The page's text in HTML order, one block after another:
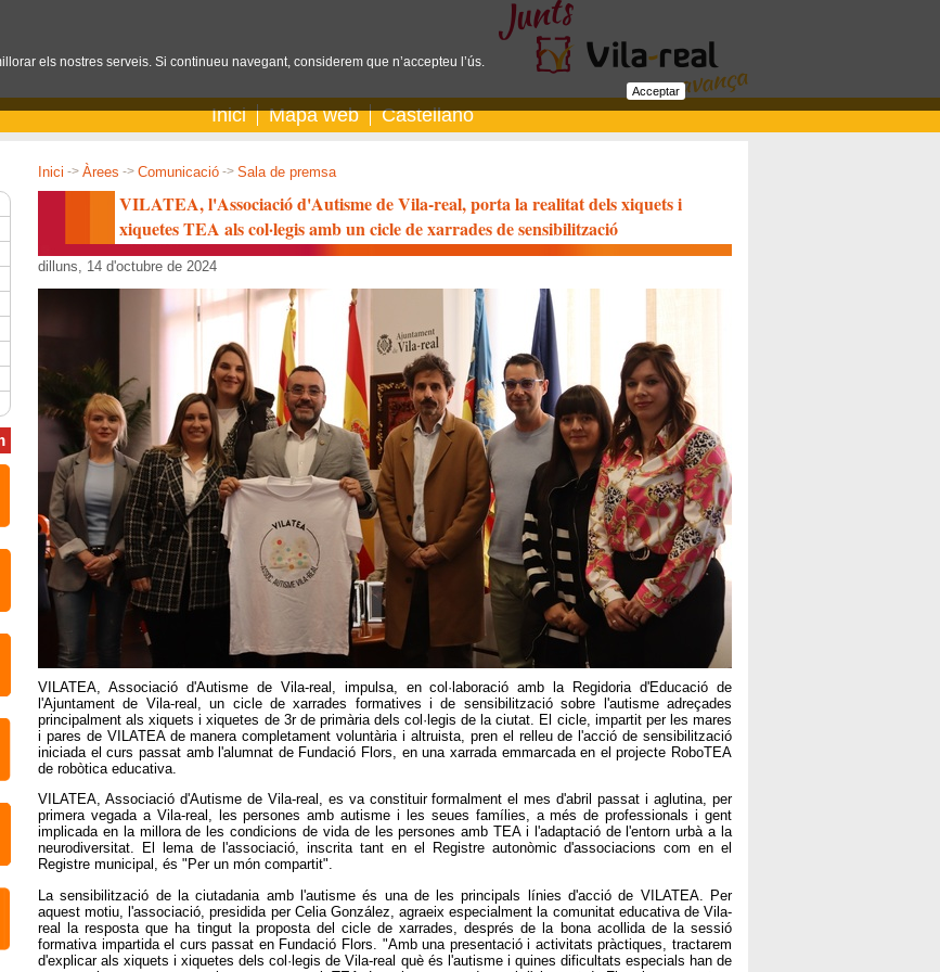
Inici Mapa web Castellano
Inici -> Àrees -> Comunicació -> Sala de premsa
VILATEA, l'Associació d'Autisme de Vila-real, porta la realitat dels xiquets i
xiquetes TEA als col·legis amb un cicle de xarrades de sensibilització
dilluns, 14 d'octubre de 2024
VILATEA, Associació d'Autisme de Vila-real, impulsa, en col·laboració amb la Regidoria d'Educació de
l'Ajuntament de Vila-real, un cicle de xarrades formatives i de sensibilització sobre l'autisme adreçades
principalment als xiquets i xiquetes de 3r de primària dels col·legis de la ciutat. El cicle, impartit per les mares
i pares de VILATEA de manera completament voluntària i altruista, pren el relleu de l'acció de sensibilització
iniciada el curs passat amb l'alumnat de Fundació Flors, en una xarrada emmarcada en el projecte RoboTEA
de robòtica educativa.
VILATEA, Associació d'Autisme de Vila-real, es va constituir formalment el mes d'abril passat i aglutina, per
primera vegada a Vila-real, les persones amb autisme i les seues famílies, a més de professionals i gent
implicada en la millora de les condicions de vida de les persones amb TEA i l'adaptació de l'entorn urbà a la
neurodiversitat. El lema de l'associació, inscrita tant en el Registre autonòmic d'associacions com en el
Registre municipal, és "Per un món compartit".
La sensibilització de la ciutadania amb l'autisme és una de les principals línies d'acció de VILATEA. Per
aquest motiu, l'associació, presidida per Celia González, agraeix especialment la comunitat educativa de Vila-
real la resposta que ha tingut la proposta del cicle de xarrades, després de la bona acollida de la sessió
formativa impartida el curs passat en Fundació Flors. "Amb una presentació i activitats pràctiques, tractarem
d'explicar als xiquets i xiquetes dels col·legis de Vila-real què és l'autisme i quines dificultats especials han de
els nostres serveis. Si continueu navegant, considerem que n’accepteu l’ús.
Acceptar